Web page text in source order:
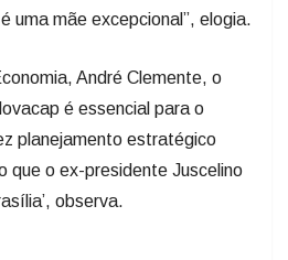
uma mãe excepcional”, elogia.
André Clemente, o
é essencial para o
planejamento estratégico
que o ex-presidente Juscelino
observa.